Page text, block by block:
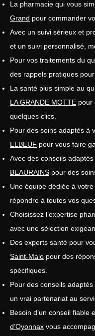
La pharmacie qui vous
Grand pour commander
Avec un suivi sérieux et
et un suivi personnalisé,
Pour vos traitements du
des rappels pratiques
La santé plus simple au
LA GRANDE MOTTE pour
quelques clics.
Pour des soins adaptés à
ELBEUF pour vous faire
Avec des conseils
BEAURAINS pour des
Une équipe dédiée à votre
répondre à toutes vos
Choisissez l’expertise
avec une sélection
Des experts santé pour
Saint-Malo pour des
spécifiques.
Pour des conseils adaptés
un vrai partenariat au
Besoin d’un conseil fiable
d’Oyonnax vous